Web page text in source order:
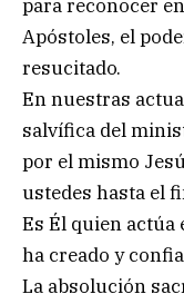
para reconocer
Apóstoles, el
resucitado.
En nuestras
salvífica del
por el mismo
ustedes hasta el
Es Él quien
ha creado y
La absolución